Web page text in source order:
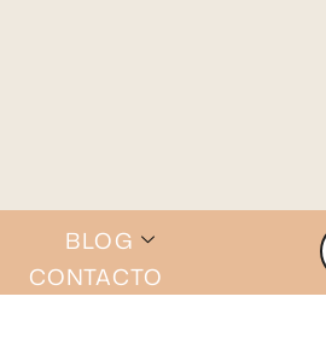
BLOG
CONTACTO